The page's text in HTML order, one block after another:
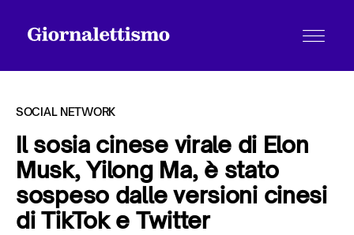
Tutti gli articoli
SOCIAL NETWORK
Il sosia cinese virale di Elon
Musk, Yilong Ma, è stato
sospeso dalle versioni cinesi
di TikTok e Twitter